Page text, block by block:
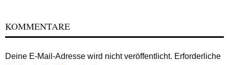
KOMMENTARE
Deine E-Mail-Adresse wird nicht veröffentlicht. Erforderliche